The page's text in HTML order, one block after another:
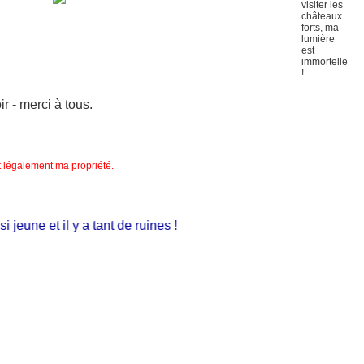
- merci à tous.
légalement ma propriété.
et il y a tant de ruines !